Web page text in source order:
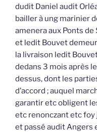
dudit Daniel audit
bailler à ung marinier
amenera aux Ponts
et ledit Bouvet
la livraison ledit
dedans 3 mois après
dessus, dont les
d’accord ; auquel
garantir etc obligent
etc renonczant etc
et passé audit Angers